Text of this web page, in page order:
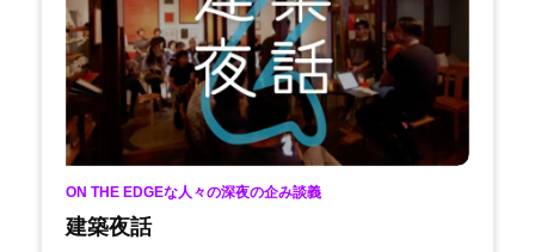
ON THE EDGEな人々の深夜の企み談義
建築夜話